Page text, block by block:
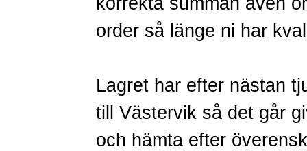
order så länge ni har
Lagret har efter nästan
till Västervik så det går
och hämta efter